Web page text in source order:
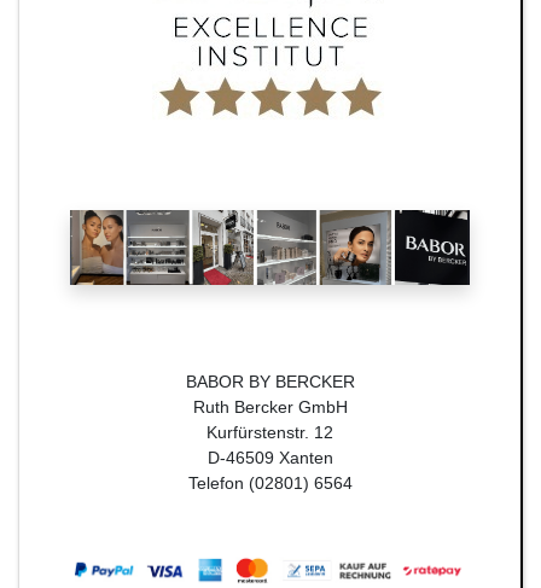
BABOR BY BERCKER
Ruth Bercker GmbH
Kurfürstenstr. 12
D-46509 Xanten
Telefon (02801) 6564